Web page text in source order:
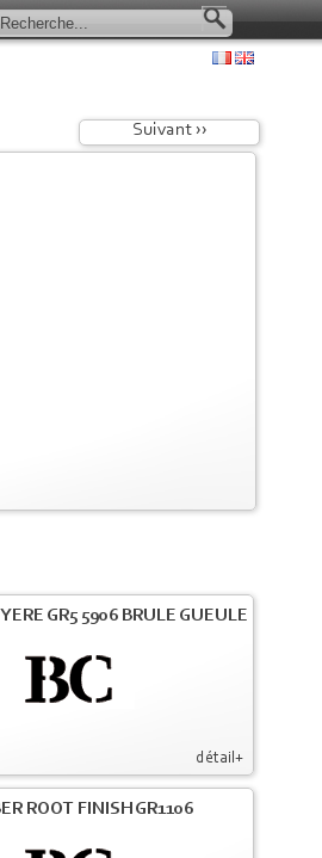
Suivant ››
détail+
GR5 5906 BRULE GUEULE
ROOT FINISH GR1106